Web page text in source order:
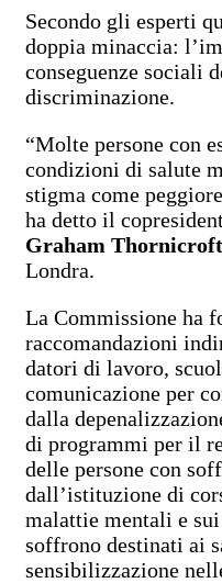
Secondo gli esperti
doppia minaccia:
conseguenze sociali
discriminazione.
“Molte persone con
condizioni di salute
stigma come
ha detto il
Graham Thornicroft
Londra.
La Commissione ha
raccomandazioni
datori di lavoro,
comunicazione per
dalla
di programmi per il
delle persone con
dall’istituzione di
malattie mentali e
soffrono destinati ai
sensibilizzazione